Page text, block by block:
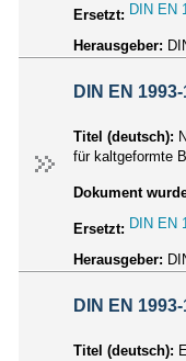
Ersetzt: DIN EN
Herausgeber:
DIN EN
Titel (deutsch):
für kaltgeformte
Dokument
Ersetzt: DIN EN
Herausgeber:
DIN EN
Titel (deutsch):